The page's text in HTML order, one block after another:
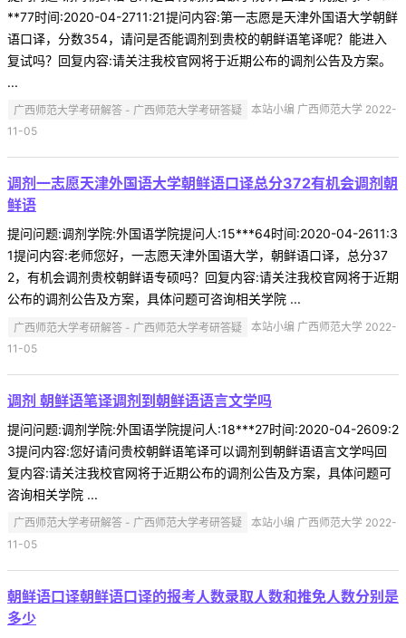
**77时间:2020-04-2711:21提问内容:第一志愿是天津外国语大学朝鲜
语口译，分数354，请问是否能调剂到贵校的朝鲜语笔译呢？能进入
复试吗？回复内容:请关注我校官网将于近期公布的调剂公告及方案。
...
广西师范大学考研解答 - 广西师范大学考研答疑
本站小编 广西师范大学 2022-
11-05
调剂一志愿天津外国语大学朝鲜语口译总分372有机会调剂朝
鲜语
提问问题:调剂学院:外国语学院提问人:15***64时间:2020-04-2611:3
1提问内容:老师您好，一志愿天津外国语大学，朝鲜语口译，总分37
2，有机会调剂贵校朝鲜语专硕吗？回复内容:请关注我校官网将于近期
公布的调剂公告及方案，具体问题可咨询相关学院 ...
广西师范大学考研解答 - 广西师范大学考研答疑
本站小编 广西师范大学 2022-
11-05
调剂 朝鲜语笔译调剂到朝鲜语语言文学吗
提问问题:调剂学院:外国语学院提问人:18***27时间:2020-04-2609:2
3提问内容:您好请问贵校朝鲜语笔译可以调剂到朝鲜语语言文学吗回
复内容:请关注我校官网将于近期公布的调剂公告及方案，具体问题可
咨询相关学院 ...
广西师范大学考研解答 - 广西师范大学考研答疑
本站小编 广西师范大学 2022-
11-05
朝鲜语口译朝鲜语口译的报考人数录取人数和推免人数分别是
多少